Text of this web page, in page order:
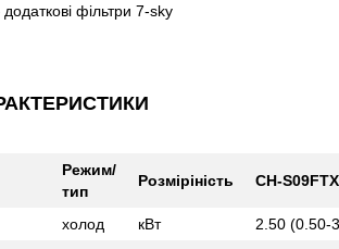
фільтри 7-sky
Режим/
тип
Розміріність CH-
холод кВт
2.50 (0.50-